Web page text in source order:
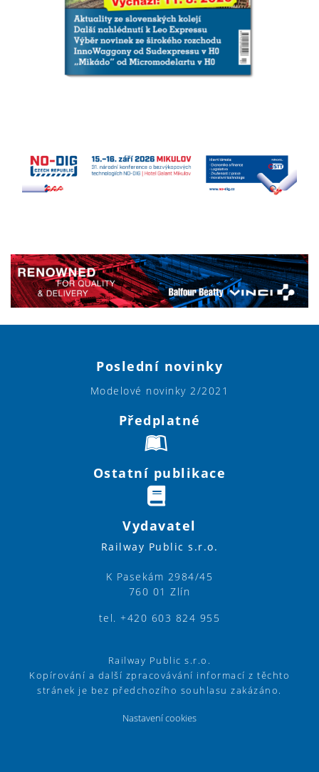
Poslední novinky
Modelové novinky 2/2021
Předplatné
Ostatní publikace
Vydavatel
Railway Public s.r.o.
K Pasekám 2984/45
760 01 Zlín
tel. +420 603 824 955
Railway Public s.r.o.
Kopírování a další zpracovávání informací z těchto
stránek je bez předchozího souhlasu zakázáno.
Nastavení cookies